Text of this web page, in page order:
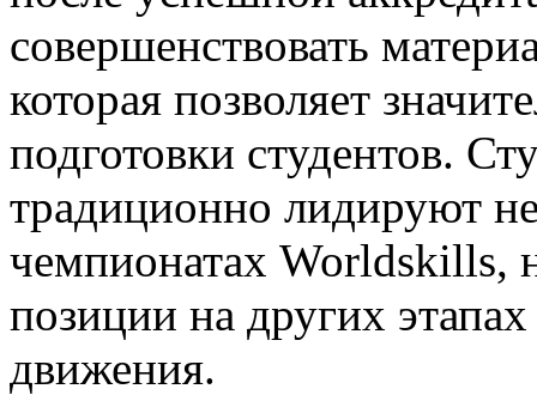
совершенствовать
которая позволяет
подготовки студентов.
традиционно лидируют
чемпионатах
позиции на других
движения.